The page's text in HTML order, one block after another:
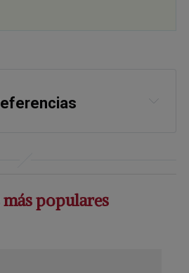
Reuteri
populares